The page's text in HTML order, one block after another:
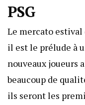
PSG
Le mercato estival
il est le prélude à
nouveaux joueurs
beaucoup de
ils seront les